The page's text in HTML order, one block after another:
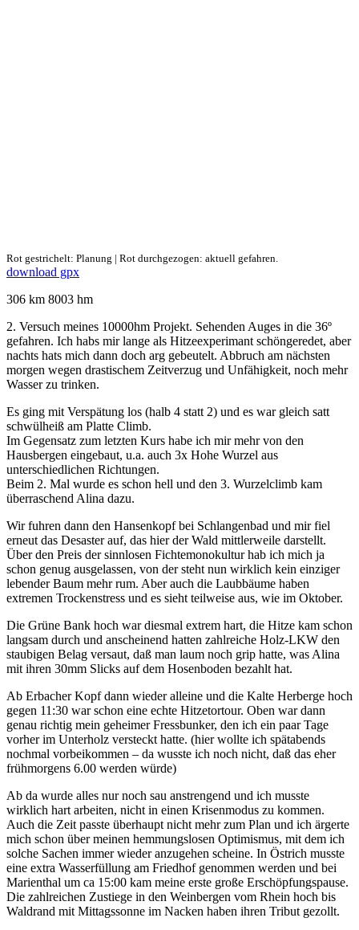
Rot gestrichelt: Planung | Rot durchgezogen: aktuell gefahren.
download gpx
306 km 8003 hm
2. Versuch meines 10000hm Projekt. Sehenden Auges in die 36º
gefahren. Ich habs mir lange als Hitzeexperimant schöngeredet, aber
nachts hats mich dann doch arg gebeutelt. Abbruch am nächsten
morgen wegen drastischem Zeitverzug und Unfähigkeit, noch mehr
Wasser zu trinken.
Es ging mit Verspätung los (halb 4 statt 2) und es war gleich satt
schwülheiß am Platte Climb.
Im Gegensatz zum letzten Kurs habe ich mir mehr von den
Hausbergen eingebaut, u.a. auch 3x Hohe Wurzel aus
unterschiedlichen Richtungen.
Beim 2. Mal wurde es schon hell und den 3. Wurzelclimb kam
überraschend Alina dazu.
Wir fuhren dann den Hansenkopf bei Schlangenbad und mir fiel
erneut das Desaster auf, das hier der Wald mittlerweile darstellt.
Über den Preis der sinnlosen Fichtemonokultur hab ich mich ja
schon genug ausgelassen, von der steht nun wirklich kein einziger
lebender Baum mehr rum. Aber auch die Laubbäume haben
extremen Trockenstress und es sieht teilweise aus, wie im Oktober.
Die Grüne Bank hoch war diesmal extrem hart, die Hitze kam schon
langsam durch und anscheinend hatten zahlreiche Holz-LKW den
staubigen Belag versaut, daß man laum noch grip hatte, was Alina
mit ihren 30mm Slicks auf dem Hosenboden bezahlt hat.
Ab Erbacher Kopf dann wieder alleine und die Kalte Herberge hoch
gegen 11:30 war schon eine echte Hitzetortour. Oben war dann
genau richtig mein geheimer Fressbunker, den ich ein paar Tage
vorher im Unterholz versteckt hatte. (hier wollte ich spätabends
nochmal vorbeikommen – da wusste ich noch nicht, daß das eher
frühmorgens 6.00 werden würde)
Ab da wurde alles nur noch sau anstrengend und ich musste
wirklich hart arbeiten, nicht in einen Krisenmodus zu kommen.
Auch die Zeit passte überhaupt nicht mehr zum Plan und ich ärgerte
mich schon über meinen hemmungslosen Optimismus, mit dem ich
solche Sachen immer wieder anzugehen scheine. In Östrich musste
eine extra Wasserfüllung am Friedhof genommen werden und bei
Marienthal um ca 15:00 kam meine erste große Erschöpfungspause.
Die zahlreichen Zustiege in den Weinbergen vom Rhein hoch bis
Waldrand mit Mittagssonne im Nacken haben ihren Tribut gezollt.